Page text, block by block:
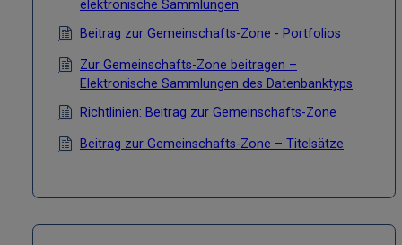
elektronische Sammlungen
Beitrag zur Gemeinschafts-Zone - Portfolios
Zur Gemeinschafts-Zone beitragen –
Elektronische Sammlungen des Datenbanktyps
Richtlinien: Beitrag zur Gemeinschafts-Zone
Beitrag zur Gemeinschafts-Zone – Titelsätze